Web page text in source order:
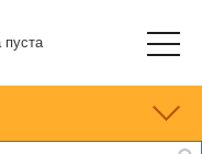
пуста